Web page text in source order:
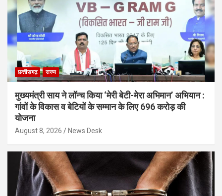
छत्तीसगढ़ राज्य
मुख्यमंत्री साय ने लॉन्च किया ‘मेरी बेटी-मेरा अभिमान’ अभियान :
गांवों के विकास व बेटियों के सम्मान के लिए 696 करोड़ की
योजना
August 8, 2026 News Desk